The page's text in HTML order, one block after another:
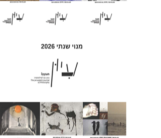
חגי כנען
הנחת אתר ספר מודפס
$77
$69